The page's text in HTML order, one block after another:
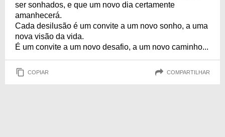
ser sonhados, e que um novo dia certamente
amanhecerá.
Cada desilusão é um convite a um novo sonho, a uma
nova visão da vida.
É um convite a um novo desafio, a um novo caminho...
COPIAR COMPARTILHAR